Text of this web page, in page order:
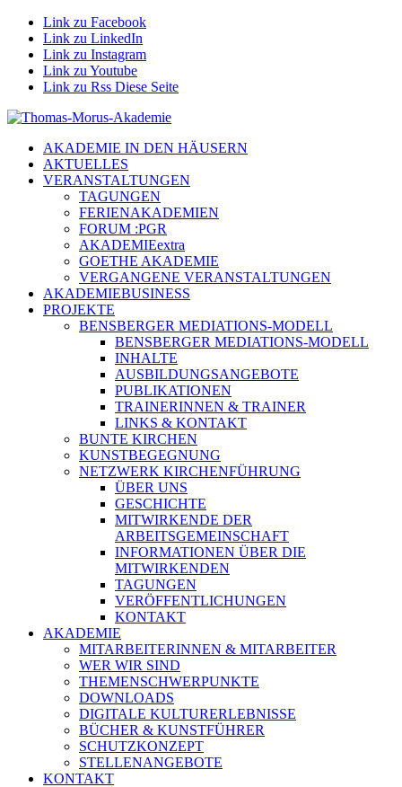
Link zu Facebook
Link zu LinkedIn
Link zu Instagram
Link zu Youtube
Link zu Rss Diese Seite
AKADEMIE IN DEN HÄUSERN
AKTUELLES
VERANSTALTUNGEN
TAGUNGEN
FERIENAKADEMIEN
FORUM :PGR
AKADEMIEextra
GOETHE AKADEMIE
VERGANGENE VERANSTALTUNGEN
AKADEMIEBUSINESS
PROJEKTE
BENSBERGER MEDIATIONS-MODELL
BENSBERGER MEDIATIONS-MODELL
INHALTE
AUSBILDUNGSANGEBOTE
PUBLIKATIONEN
TRAINERINNEN & TRAINER
LINKS & KONTAKT
BUNTE KIRCHEN
KUNSTBEGEGNUNG
NETZWERK KIRCHENFÜHRUNG
ÜBER UNS
GESCHICHTE
MITWIRKENDE DER
ARBEITSGEMEINSCHAFT
INFORMATIONEN ÜBER DIE
MITWIRKENDEN
TAGUNGEN
VERÖFFENTLICHUNGEN
KONTAKT
AKADEMIE
MITARBEITERINNEN & MITARBEITER
WER WIR SIND
THEMENSCHWERPUNKTE
DOWNLOADS
DIGITALE KULTURERLEBNISSE
BÜCHER & KUNSTFÜHRER
SCHUTZKONZEPT
STELLENANGEBOTE
KONTAKT